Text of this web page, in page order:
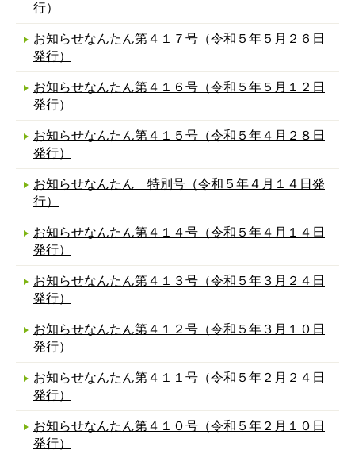
行）
お知らせなんたん第４１７号（令和５年５月２６日
発行）
お知らせなんたん第４１６号（令和５年５月１２日
発行）
お知らせなんたん第４１５号（令和５年４月２８日
発行）
お知らせなんたん 特別号（令和５年４月１４日発
行）
お知らせなんたん第４１４号（令和５年４月１４日
発行）
お知らせなんたん第４１３号（令和５年３月２４日
発行）
お知らせなんたん第４１２号（令和５年３月１０日
発行）
お知らせなんたん第４１１号（令和５年２月２４日
発行）
お知らせなんたん第４１０号（令和５年２月１０日
発行）